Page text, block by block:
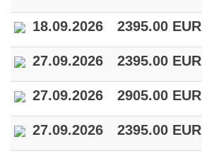
18.09.2026 2395.00 EUR
27.09.2026 2395.00 EUR
27.09.2026 2905.00 EUR
27.09.2026 2395.00 EUR